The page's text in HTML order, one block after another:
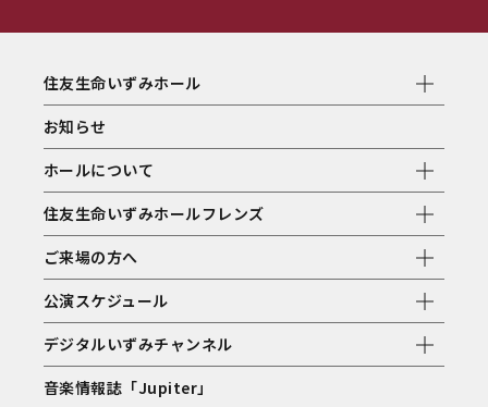
住友生命いずみホール
お知らせ
ホールについて
住友生命いずみホールフレンズ
ご来場の方へ
公演スケジュール
デジタルいずみチャンネル
音楽情報誌「Jupiter」